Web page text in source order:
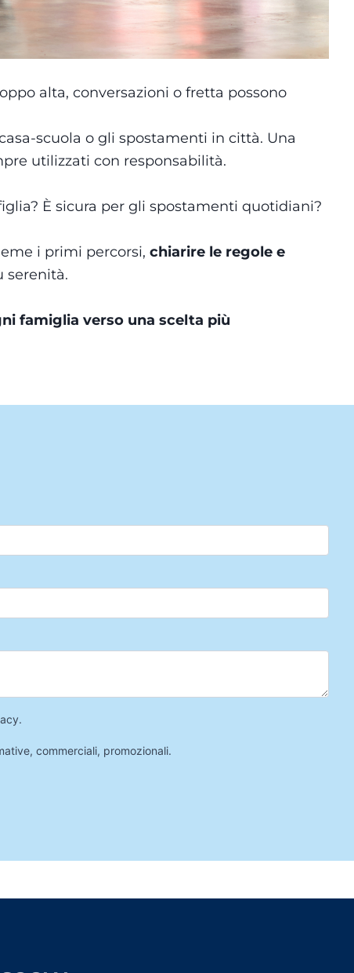
alta, conversazioni o fretta possono
scuola o gli spostamenti in città. Una
utilizzati con responsabilità.
È sicura per gli spostamenti quotidiani?
i primi percorsi, chiarire le regole e
serenità.
famiglia verso una scelta più
.
commerciali, promozionali.